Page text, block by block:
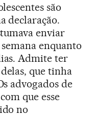
são
declaração.
enviar
enquanto
Admite ter
que tinha
advogados de
que esse
no